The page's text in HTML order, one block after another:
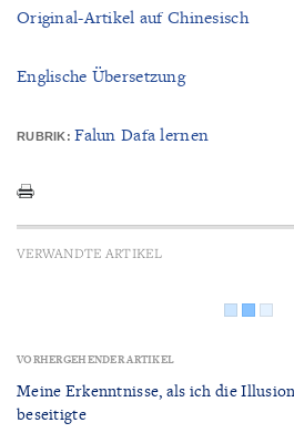
Original-Artikel auf Chinesisch
Englische Übersetzung
RUBRIK: Falun Dafa lernen
VERWANDTE ARTIKEL
VORHERGEHENDER ARTIKEL
Meine Erkenntnisse, als ich die
beseitigte